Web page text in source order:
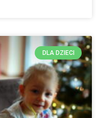
DLA DZIECI